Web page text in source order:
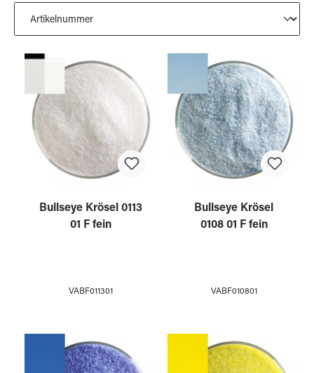
Bullseye Krösel 0113
01 F fein
VABF011301
Bullseye Krösel
0108 01 F fein
VABF010801